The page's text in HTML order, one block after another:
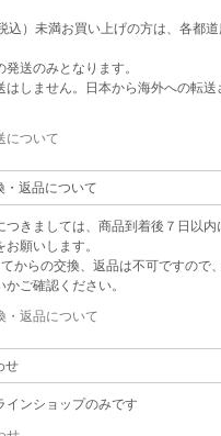
込）未満お買い上げの方は、各都
送のみとなります。
しません。日本から海外への転送
について
・返品について
つきましては、商品到着後７日以内
願いします。
からの交換、返品は不可ですので
かご確認ください。
返品について
せ
インショップのみです